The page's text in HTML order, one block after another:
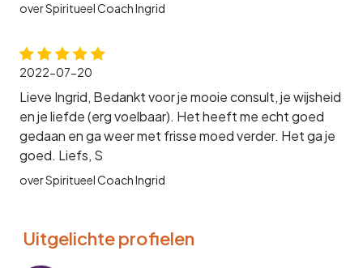
over Spiritueel Coach Ingrid
2022-07-20
Lieve Ingrid, Bedankt voor je mooie consult, je wijsheid
en je liefde (erg voelbaar). Het heeft me echt goed
gedaan en ga weer met frisse moed verder. Het ga je
goed. Liefs, S
over Spiritueel Coach Ingrid
Uitgelichte profielen